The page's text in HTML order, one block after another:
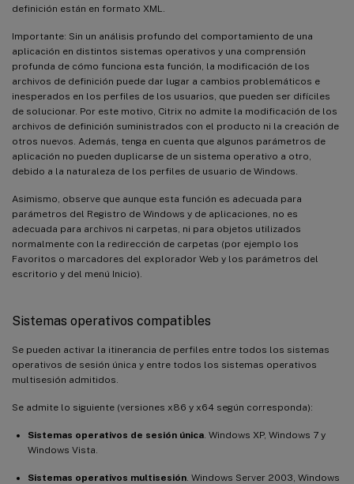
definición están en formato XML.
Importante: Sin un análisis profundo del comportamiento de una
aplicación en distintos sistemas operativos y una comprensión
profunda de cómo funciona esta función, la modificación de los
archivos de definición puede dar lugar a cambios problemáticos e
inesperados en los perfiles de los usuarios, que pueden ser difíciles
de solucionar. Por este motivo, Citrix no admite la modificación de los
archivos de definición suministrados con el producto ni la creación de
otros nuevos. Además, tenga en cuenta que algunos parámetros de
aplicación no pueden duplicarse de un sistema operativo a otro,
debido a la naturaleza de los perfiles de usuario de Windows.
Asimismo, observe que aunque esta función es adecuada para
parámetros del Registro de Windows y de aplicaciones, no es
adecuada para archivos ni carpetas, ni para objetos utilizados
normalmente con la redirección de carpetas (por ejemplo los
Favoritos o marcadores del explorador Web y los parámetros del
escritorio y del menú Inicio).
Sistemas operativos compatibles
Se pueden activar la itinerancia de perfiles entre todos los sistemas
operativos de sesión única y entre todos los sistemas operativos
multisesión admitidos.
Se admite lo siguiente (versiones x86 y x64 según corresponda):
Sistemas operativos de sesión única . Windows XP, Windows 7 y
Windows Vista.
Sistemas operativos multisesión . Windows Server 2003, Windows